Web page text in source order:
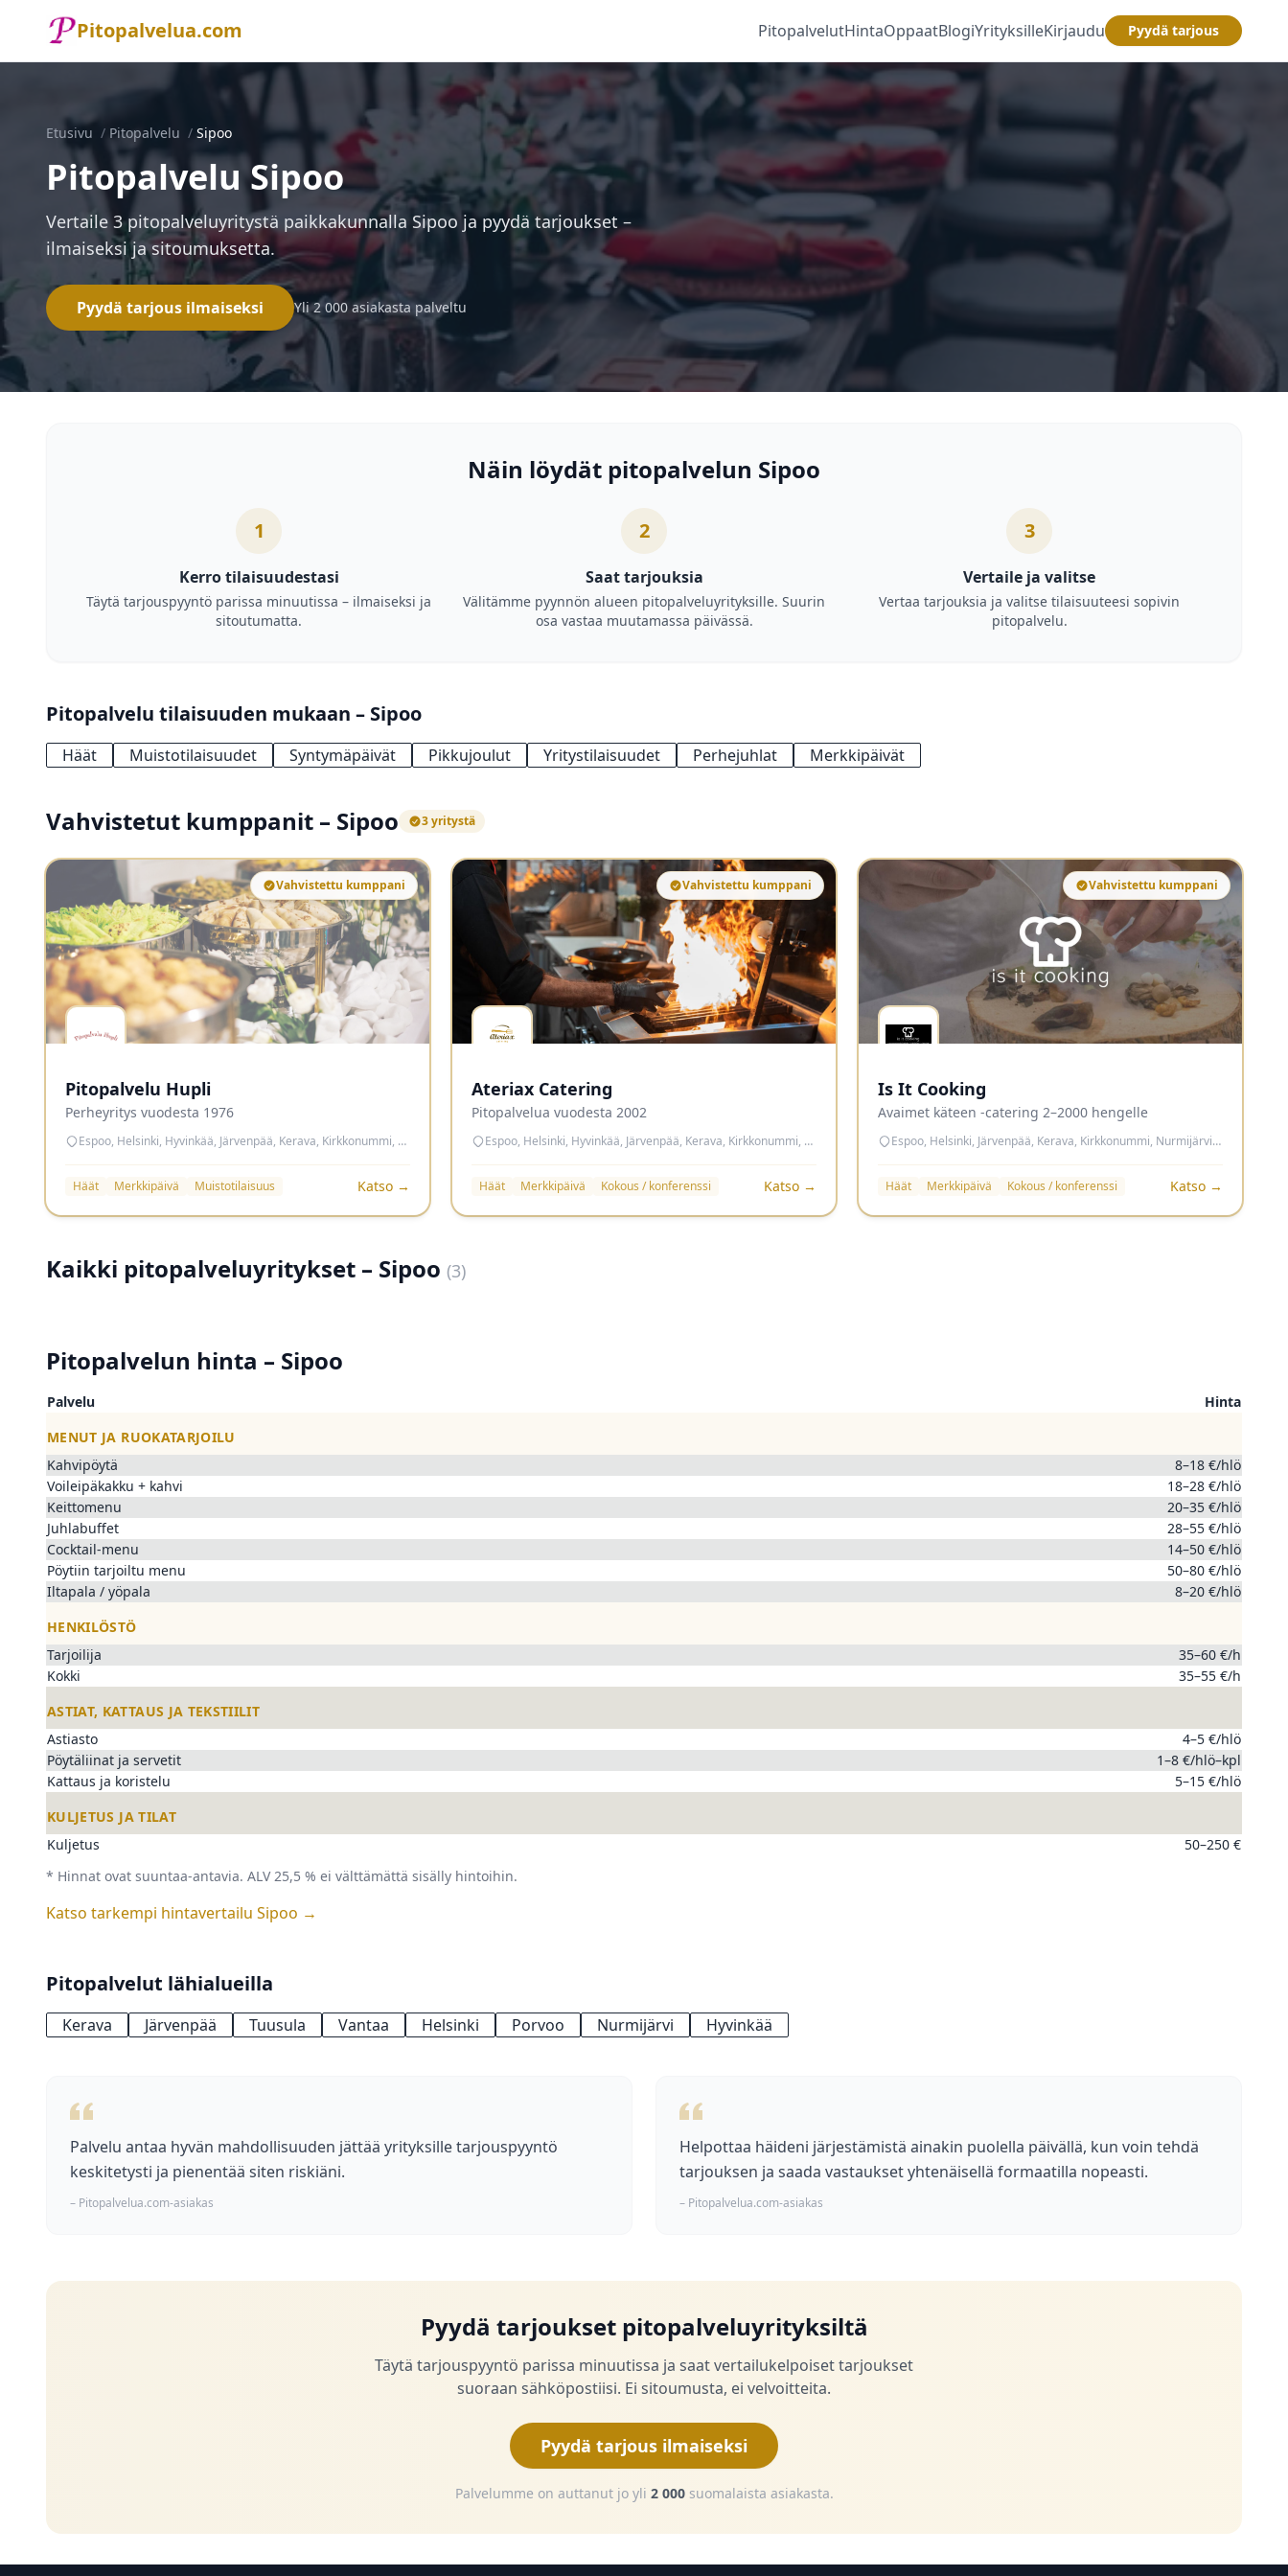
Pitopalvelua.com PitopalvelutHintaOppaatBlogiYrityksilleKirjaudu Pyydä tarjous
Etusivu / Pitopalvelu / Sipoo
Pitopalvelu Sipoo
Vertaile 3 pitopalveluyritystä paikkakunnalla Sipoo ja pyydä tarjoukset –
ilmaiseksi ja sitoumuksetta.
Pyydä tarjous ilmaiseksi Yli 2 000 asiakasta palveltu
Näin löydät pitopalvelun Sipoo
1
Kerro tilaisuudestasi
Täytä tarjouspyyntö parissa minuutissa – ilmaiseksi ja
sitoutumatta.
2
Saat tarjouksia
Välitämme pyynnön alueen pitopalveluyrityksille. Suurin
osa vastaa muutamassa päivässä.
3
Vertaile ja valitse
Vertaa tarjouksia ja valitse tilaisuuteesi sopivin
pitopalvelu.
Pitopalvelu tilaisuuden mukaan – Sipoo
Häät Muistotilaisuudet Syntymäpäivät Pikkujoulut Yritystilaisuudet Perhejuhlat Merkkipäivät
Vahvistetut kumppanit – Sipoo 3 yritystä
Vahvistettu kumppani
Pitopalvelu Hupli
Perheyritys vuodesta 1976
Espoo, Helsinki, Hyvinkää, Järvenpää, Kerava, Kirkkonummi, Nurmijärvi, Sipoo, Tuusula, Vantaa
Häät Merkkipäivä Muistotilaisuus Katso →
Vahvistettu kumppani
Ateriax Catering
Pitopalvelua vuodesta 2002
Espoo, Helsinki, Hyvinkää, Järvenpää, Kerava, Kirkkonummi, Lohja, Nurmijärvi, Porvoo, Sipoo, Tuusula, Vantaa, Vihti
Häät Merkkipäivä Kokous / konferenssi Katso →
Vahvistettu kumppani
Is It Cooking
Avaimet käteen -catering 2–2000 hengelle
Espoo, Helsinki, Järvenpää, Kerava, Kirkkonummi, Nurmijärvi, Sipoo, Tuusula, Vantaa
Häät Merkkipäivä Kokous / konferenssi Katso →
Kaikki pitopalveluyritykset – Sipoo (3)
Pitopalvelun hinta – Sipoo
Palvelu
Hinta
MENUT JA RUOKATARJOILU
Kahvipöytä
8–18 €/hlö
Voileipäkakku + kahvi
18–28 €/hlö
Keittomenu
20–35 €/hlö
Juhlabuffet
28–55 €/hlö
Cocktail-menu
14–50 €/hlö
Pöytiin tarjoiltu menu
50–80 €/hlö
Iltapala / yöpala
8–20 €/hlö
HENKILÖSTÖ
Tarjoilija
35–60 €/h
Kokki
35–55 €/h
ASTIAT, KATTAUS JA TEKSTIILIT
Astiasto
4–5 €/hlö
Pöytäliinat ja servetit
1–8 €/hlö–kpl
Kattaus ja koristelu
5–15 €/hlö
KULJETUS JA TILAT
Kuljetus
50–250 €
* Hinnat ovat suuntaa-antavia. ALV 25,5 % ei välttämättä sisälly hintoihin.
Katso tarkempi hintavertailu Sipoo →
Pitopalvelut lähialueilla
Kerava Järvenpää Tuusula Vantaa Helsinki Porvoo Nurmijärvi Hyvinkää
Palvelu antaa hyvän mahdollisuuden jättää yrityksille tarjouspyyntö
keskitetysti ja pienentää siten riskiäni.
– Pitopalvelua.com-asiakas
Helpottaa häideni järjestämistä ainakin puolella päivällä, kun voin tehdä
tarjouksen ja saada vastaukset yhtenäisellä formaatilla nopeasti.
– Pitopalvelua.com-asiakas
Pyydä tarjoukset pitopalveluyrityksiltä
Täytä tarjouspyyntö parissa minuutissa ja saat vertailukelpoiset tarjoukset
suoraan sähköpostiisi. Ei sitoumusta, ei velvoitteita.
Pyydä tarjous ilmaiseksi
Palvelumme on auttanut jo yli 2 000suomalaista asiakasta.